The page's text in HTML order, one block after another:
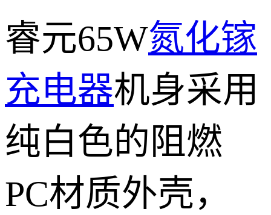
睿元65W氮化镓
充电器机身采用
纯白色的阻燃
PC材质外壳，